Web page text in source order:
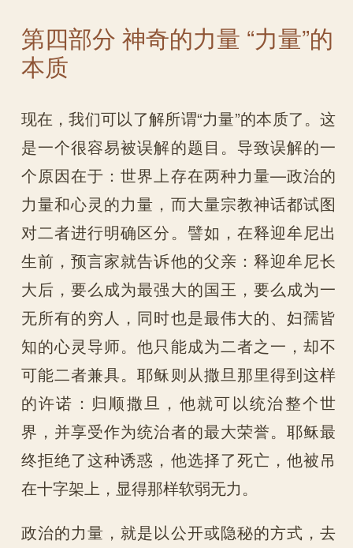
第四部分 神奇的力量 “力量”的
本质
现在，我们可以了解所谓“力量”的本质了。这
是一个很容易被误解的题目。导致误解的一
个原因在于：世界上存在两种力量—政治的
力量和心灵的力量，而大量宗教神话都试图
对二者进行明确区分。譬如，在释迎牟尼出
生前，预言家就告诉他的父亲：释迎牟尼长
大后，要么成为最强大的国王，要么成为一
无所有的穷人，同时也是最伟大的、妇孺皆
知的心灵导师。他只能成为二者之一，却不
可能二者兼具。耶稣则从撒旦那里得到这样
的许诺：归顺撒旦，他就可以统治整个世
界，并享受作为统治者的最大荣誉。耶稣最
终拒绝了这种诱惑，他选择了死亡，他被吊
在十字架上，显得那样软弱无力。
政治的力量，就是以公开或隐秘的方式，去